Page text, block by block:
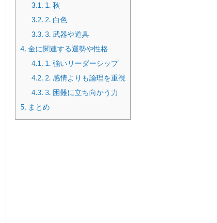
3.1. 1. 秋
3.2. 2. 白色
3.3. 3. 武器や道具
4. 金に関連する運勢や性格
4.1. 1. 強いリーダーシップ
4.2. 2. 感情よりも論理を重視
4.3. 3. 困難に立ち向かう力
5. まとめ